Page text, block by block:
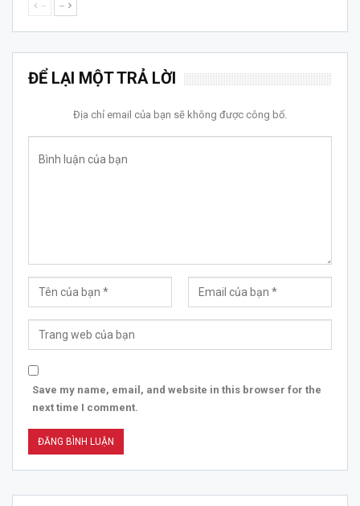
-- --
ĐỂ LẠI MỘT TRẢ LỜI
Địa chỉ email của bạn sẽ không được công bố.
Save my name, email, and website in this browser for the
next time I comment.